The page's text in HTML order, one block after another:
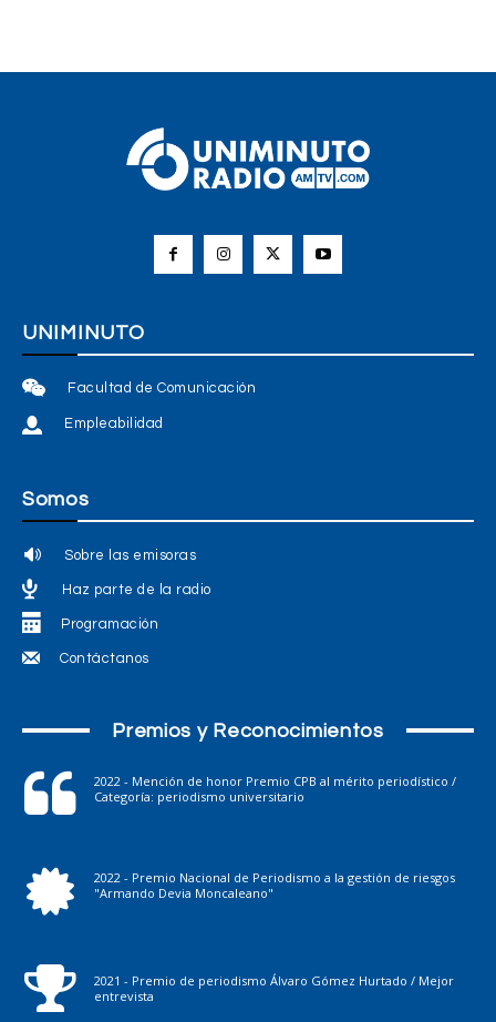
UNIMINUTO
Facultad de Comunicación
Empleabilidad
Somos
Sobre las emisoras
Haz parte de la radio
Programación
Contáctanos
Premios y Reconocimientos
2022 - Mención de honor Premio CPB al mérito periodístico /
Categoría: periodismo universitario
2022 - Premio Nacional de Periodismo a la gestión de riesgos
"Armando Devia Moncaleano"
2021 - Premio de periodismo Álvaro Gómez Hurtado / Mejor
entrevista